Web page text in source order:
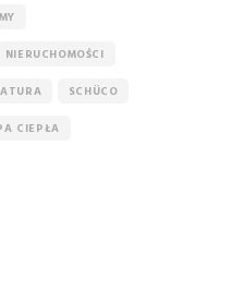
NIERUCHOMOŚCI
SCHÜCO
CIEPŁA